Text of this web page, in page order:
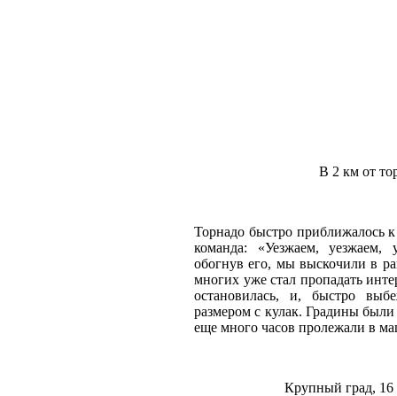
В 2 км от
Торнадо быстро приближалось
команда: «Уезжаем, уезжаем,
обогнув его, мы выскочили в
многих уже стал пропадать
остановилась, и, быстро
размером с кулак. Градины
еще много часов пролежали в
Крупный град, 16